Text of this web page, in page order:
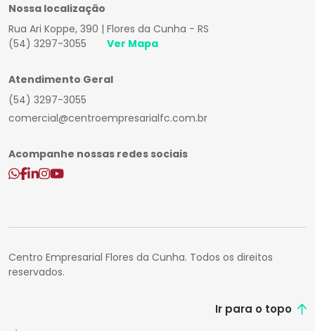
Nossa localização
Rua Ari Koppe, 390 | Flores da Cunha - RS
(54) 3297-3055
Ver Mapa
Atendimento Geral
(54) 3297-3055
comercial@centroempresarialfc.com.br
Acompanhe nossas redes sociais
Centro Empresarial Flores da Cunha. Todos os direitos
reservados.
Ir para o topo